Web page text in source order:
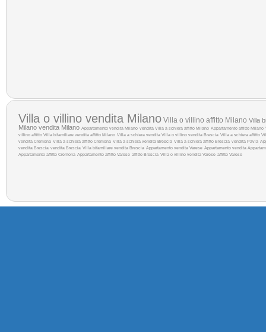
Villa o villino vendita Milano Villa o villino affitto Milano Villa
Milano vendita Milano Appartamento vendita Milano vendita Villa a schiera affitto Milano Appartamento affitto Milano
villino affitto Villa bifamiliare vendita affitto Milano Villa a schiera vendita Villa o villino vendita Brescia Villa a schiera affitto
vendita Cremona Villa a schiera affitto Cremona Villa a schiera vendita Brescia Villa a schiera affitto Brescia vendita Pavia
vendita Brescia vendita Brescia Villa bifamiliare vendita Brescia Appartamento vendita Varese Appartamento vendita
Appartamento affitto Cremona Appartamento affitto Varese affitto Brescia Villa o villino vendita Varese affitto Varese